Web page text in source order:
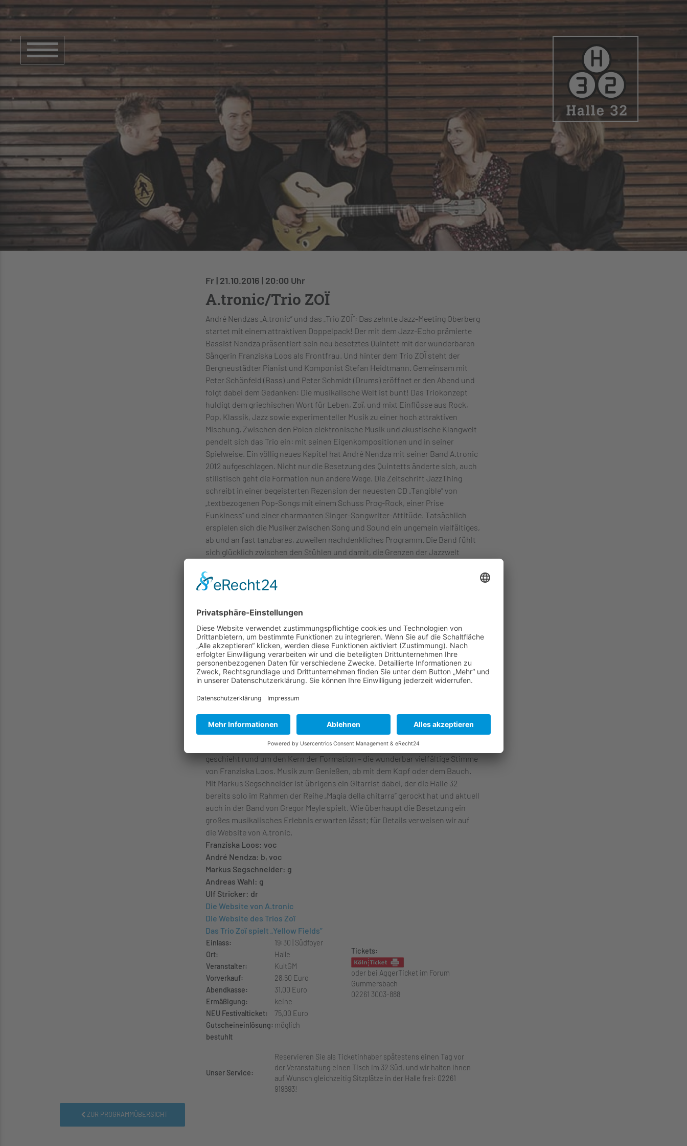
Fr | 21.10.2016 | 20:00 Uhr
A.tronic/Trio ZOÏ
André Nendzas „A.tronic” und das „Trio ZOÏ”: Das zehnte Jazz-Meeting Oberberg
startet mit einem attraktiven Doppelpack! Der mit dem Jazz-Echo prämierte
Bassist Nendza präsentiert sein neu besetztes Quintett mit der wunderbaren
Sängerin Franziska Loos als Frontfrau. Und hinter dem Trio ZOÏ steht der
Bergneustädter Pianist und Komponist Stefan Heidtmann. Gemeinsam mit
Peter Schönfeld (Bass) und Peter Schmidt (Drums) eröffnet er den Abend und
folgt dabei dem Gedanken: Die musikalische Welt ist bunt! Das Triokonzept
huldigt dem griechischen Wort für Leben, Zoï, und mixt Einflüsse aus Rock,
Pop, Klassik, Jazz sowie experimenteller Musik zu einer hoch attraktiven
Mischung. Zwischen den Polen elektronische Musik und akustische Klangwelt
pendelt sich das Trio ein: mit seinen Eigenkompositionen und in seiner
Spielweise. Ein völlig neues Kapitel hat André Nendza mit seiner Band A.tronic
2012 aufgeschlagen. Nicht nur die Besetzung des Quintetts änderte sich, auch
stilistisch geht die Formation nun andere Wege. Die Zeitschrift JazzThing
schreibt in einer begeisterten Rezension der neuesten CD „Tangible” von
„textbezogenen Pop-Songs mit einem Schuss Prog-Rock, einer Prise
Funkiness” und einer charmanten Singer-Songwriter-Attitüde. Tatsächlich
erspielen sich die Musiker zwischen Song und Sound ein ungemein vielfältiges,
ab und an fast tanzbares, zuweilen nachdenkliches Programm. Die Band fühlt
sich glücklich zwischen den Stühlen und damit, die Grenzen der Jazzwelt
Trio Zoï
Der eigentümliche und eigenständige Sound von A.tronic lässt sich schwer mit
den üblichen stilistischen Begriffen beschreiben. Entsprechende Versuche
lassen jedenfalls keine Fragen offen. Es geht um eine direkte Aussage und
einen klaren Bandsound. Den prägen fein abgestimmte Gitarren-Farben und
auf den Punkt gespielter Bass und knackfrisches Schlagzeug. Das alles
geschieht rund um den Kern der Formation – die wunderbar vielfältige Stimme
von Franziska Loos. Musik zum Genießen, ob mit dem Kopf oder dem Bauch.
Mit Markus Segschneider ist übrigens ein Gitarrist dabei, der die Halle 32
bereits solo im Rahmen der Reihe „Magia della chitarra” gerockt hat und aktuell
auch in der Band von Gregor Meyle spielt. Wie überhaupt die Besetzung ein
großes musikalisches Erlebnis erwarten lässt; für Details verweisen wir auf
die Website von A.tronic.
Franziska Loos: voc
André Nendza: b, voc
Markus Segschneider: g
Andreas Wahl: g
Ulf Stricker: dr
Die Website von A.tronic
Die Website des Trios Zoï
Das Trio Zoï spielt „Yellow Fields”
Einlass:
19:30 | Südfoyer
Tickets:
oder bei AggerTicket im Forum
Gummersbach
02261 3003-888
Ort:
Halle
Veranstalter:
KultGM
Vorverkauf:
28,50 Euro
Abendkasse:
31,00 Euro
Ermäßigung:
keine
NEU Festivalticket:
75,00 Euro
Gutscheineinlösung: möglich
bestuhlt
Unser Service:
Reservieren Sie als Ticketinhaber spätestens einen Tag vor
der Veranstaltung einen Tisch im 32 Süd, und wir halten Ihnen
auf Wunsch gleichzeitig Sitzplätze in der Halle frei: 02261
919693!
ZUR PROGRAMMÜBERSICHT